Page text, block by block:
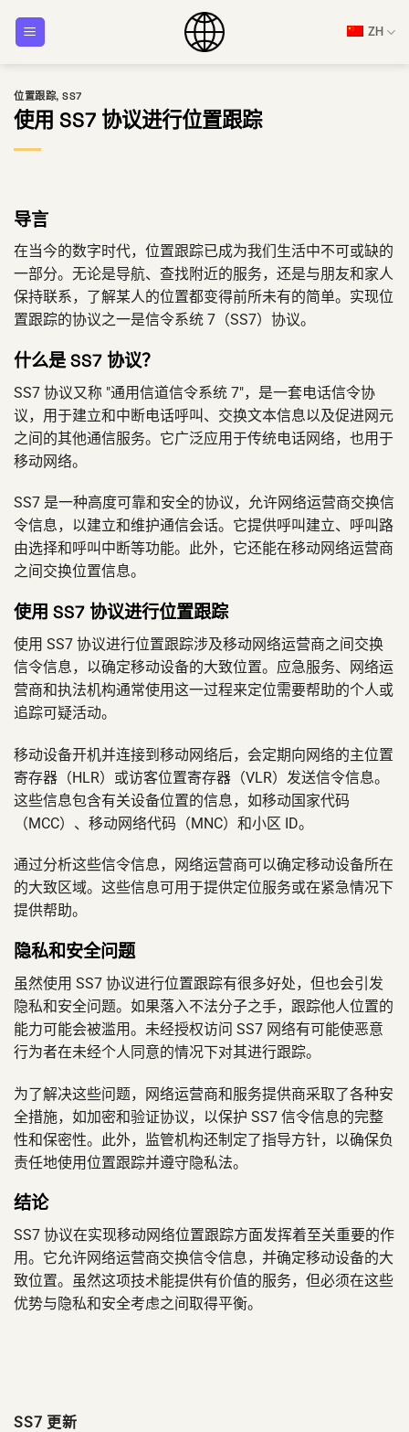
ZH
位置跟踪,SS7
使用 SS7 协议进行位置跟踪
导言
在当今的数字时代，位置跟踪已成为我们生活中不可或缺的
一部分。无论是导航、查找附近的服务，还是与朋友和家人
保持联系，了解某人的位置都变得前所未有的简单。实现位
置跟踪的协议之一是信令系统 7（SS7）协议。
什么是 SS7 协议？
SS7 协议又称 "通用信道信令系统 7"，是一套电话信令协
议，用于建立和中断电话呼叫、交换文本信息以及促进网元
之间的其他通信服务。它广泛应用于传统电话网络，也用于
移动网络。
SS7 是一种高度可靠和安全的协议，允许网络运营商交换信
令信息，以建立和维护通信会话。它提供呼叫建立、呼叫路
由选择和呼叫中断等功能。此外，它还能在移动网络运营商
之间交换位置信息。
使用 SS7 协议进行位置跟踪
使用 SS7 协议进行位置跟踪涉及移动网络运营商之间交换
信令信息，以确定移动设备的大致位置。应急服务、网络运
营商和执法机构通常使用这一过程来定位需要帮助的个人或
追踪可疑活动。
移动设备开机并连接到移动网络后，会定期向网络的主位置
寄存器（HLR）或访客位置寄存器（VLR）发送信令信息。
这些信息包含有关设备位置的信息，如移动国家代码
（MCC）、移动网络代码（MNC）和小区 ID。
通过分析这些信令信息，网络运营商可以确定移动设备所在
的大致区域。这些信息可用于提供定位服务或在紧急情况下
提供帮助。
隐私和安全问题
虽然使用 SS7 协议进行位置跟踪有很多好处，但也会引发
隐私和安全问题。如果落入不法分子之手，跟踪他人位置的
能力可能会被滥用。未经授权访问 SS7 网络有可能使恶意
行为者在未经个人同意的情况下对其进行跟踪。
为了解决这些问题，网络运营商和服务提供商采取了各种安
全措施，如加密和验证协议，以保护 SS7 信令信息的完整
性和保密性。此外，监管机构还制定了指导方针，以确保负
责任地使用位置跟踪并遵守隐私法。
结论
SS7 协议在实现移动网络位置跟踪方面发挥着至关重要的作
用。它允许网络运营商交换信令信息，并确定移动设备的大
致位置。虽然这项技术能提供有价值的服务，但必须在这些
优势与隐私和安全考虑之间取得平衡。
SS7 更新